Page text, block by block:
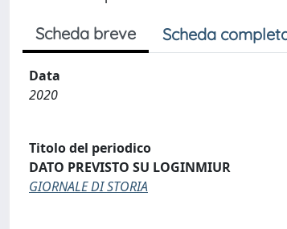
Scheda breve Scheda
Data
2020
Titolo del periodico
DATO PREVISTO SU LOGINMIUR
GIORNALE DI STORIA